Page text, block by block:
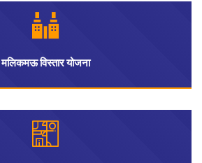
मलिकमऊ विस्तार योजना